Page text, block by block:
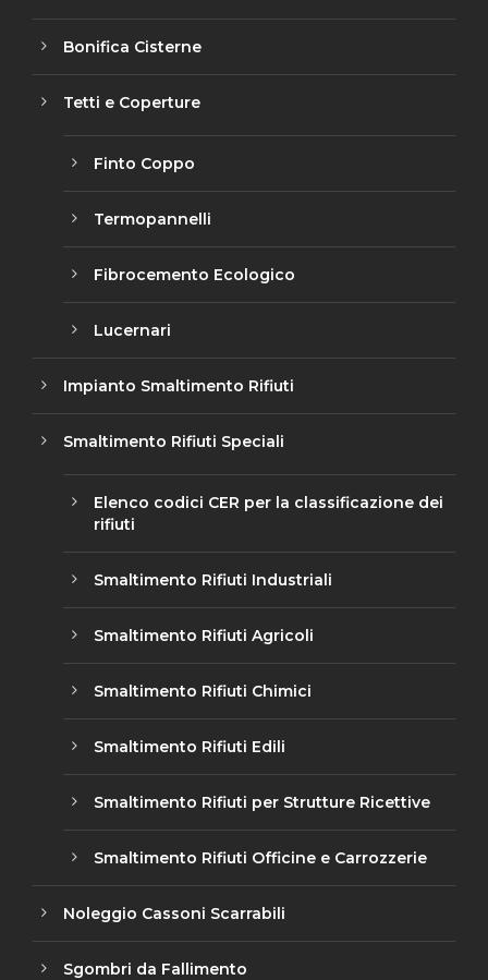
Bonifica Cisterne
Tetti e Coperture
Finto Coppo
Termopannelli
Fibrocemento Ecologico
Lucernari
Impianto Smaltimento Rifiuti
Smaltimento Rifiuti Speciali
Elenco codici CER per la classificazione dei
rifiuti
Smaltimento Rifiuti Industriali
Smaltimento Rifiuti Agricoli
Smaltimento Rifiuti Chimici
Smaltimento Rifiuti Edili
Smaltimento Rifiuti per Strutture Ricettive
Smaltimento Rifiuti Officine e Carrozzerie
Noleggio Cassoni Scarrabili
Sgombri da Fallimento